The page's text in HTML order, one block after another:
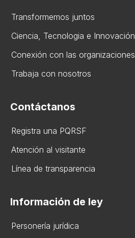
Transformemos juntos
Ciencia, Tecnologia e Innovación
Conexión con las organizaciones
Trabaja con nosotros
Contáctanos
Registra una PQRSF
Atención al visitante
Línea de transparencia
Información de ley
Personería jurídica